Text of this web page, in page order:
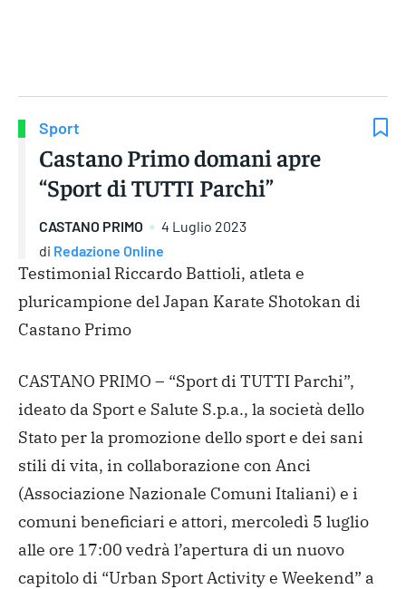
Sport
Castano Primo domani apre
“Sport di TUTTI Parchi”
CASTANO PRIMO
4 Luglio 2023
di Redazione Online
Testimonial Riccardo Battioli, atleta e
pluricampione del Japan Karate Shotokan di
Castano Primo
CASTANO PRIMO – “Sport di TUTTI Parchi”,
ideato da Sport e Salute S.p.a., la società dello
Stato per la promozione dello sport e dei sani
stili di vita, in collaborazione con Anci
(Associazione Nazionale Comuni Italiani) e i
comuni beneficiari e attori, mercoledì 5 luglio
alle ore 17:00 vedrà l’apertura di un nuovo
capitolo di “Urban Sport Activity e Weekend” a